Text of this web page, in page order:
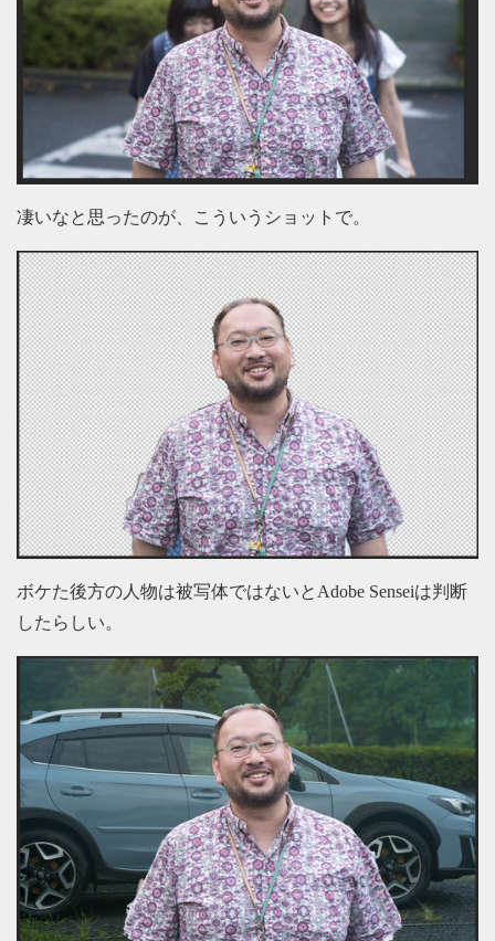
凄いなと思ったのが、こういうショットで。
ボケた後方の人物は被写体ではないとAdobe Senseiは判断
したらしい。